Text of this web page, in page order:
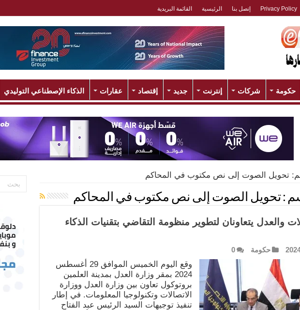
Privacy Policy إتصل بنا الرئيسية القائمة البريدية
حكومة شركات إنترنت جديد إقتصاد عقارات الذكاء الإصطناعي التوليدي
تحويل الصوت إلى نص مكتوب في المحاكم
:تحويل الصوت إلى نص مكتوب في المحاكم
والعدل يتعاونان لتطوير منظومة التقاضي بتقنيات الذكاء
حكومة 0
وقع اليوم الخميس الموافق 29 أغسطس
2024 بمقر وزارة العدل بمدينة العلمين
بروتوكول تعاون بين وزارة العدل ووزارة
الاتصالات وتكنولوجيا المعلومات. في إطار
تنفيذ توجيهات السيد الرئيس عبد الفتاح